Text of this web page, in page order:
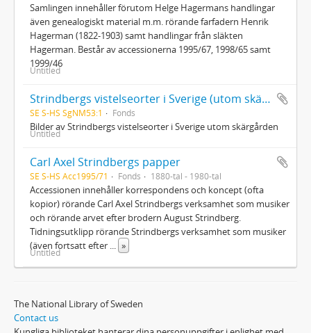
Samlingen innehåller förutom Helge Hagermans handlingar
även genealogiskt material m.m. rörande farfadern Henrik
Hagerman (1822-1903) samt handlingar från släkten
Hagerman. Består av accessionerna 1995/67, 1998/65 samt
1999/46
Untitled
Strindbergs vistelseorter i Sverige (utom skärgården)
SE S-HS SgNM53:1 Fonds
Bilder av Strindbergs vistelseorter i Sverige utom skärgården
Untitled
Carl Axel Strindbergs papper
SE S-HS Acc1995/71 Fonds 1880-tal - 1980-tal
Accessionen innehåller korrespondens och koncept (ofta
kopior) rörande Carl Axel Strindbergs verksamhet som musiker
och rörande arvet efter brodern August Strindberg.
Tidningsutklipp rörande Strindbergs verksamhet som musiker
(även fortsatt efter
»
Untitled
The National Library of Sweden
Contact us